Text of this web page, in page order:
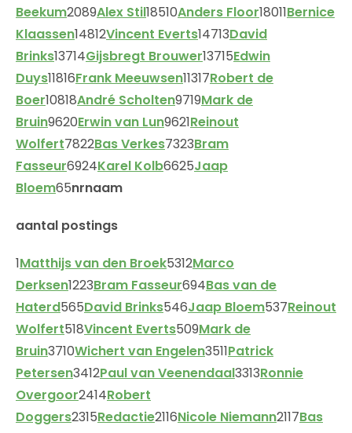
Beekum2089Alex Stil18510Anders Floor18011Bernice
Klaassen14812Vincent Everts14713David
Brinks13714Gijsbregt Brouwer13715Edwin
Duys11816Frank Meeuwsen11317Robert de
Boer10818André Scholten9719Mark de
Bruin9620Erwin van Lun9621Reinout
Wolfert7822Bas Verkes7323Bram
Fasseur6924Karel Kolb6625Jaap
Bloem65nrnaam
aantal postings
1Matthijs van den Broek5312Marco
Derksen1223Bram Fasseur694Bas van de
Haterd565David Brinks546Jaap Bloem537Reinout
Wolfert518Vincent Everts509Mark de
Bruin3710Wichert van Engelen3511Patrick
Petersen3412Paul van Veenendaal3313Ronnie
Overgoor2414Robert
Doggers2315Redactie2116Nicole Niemann2117Bas